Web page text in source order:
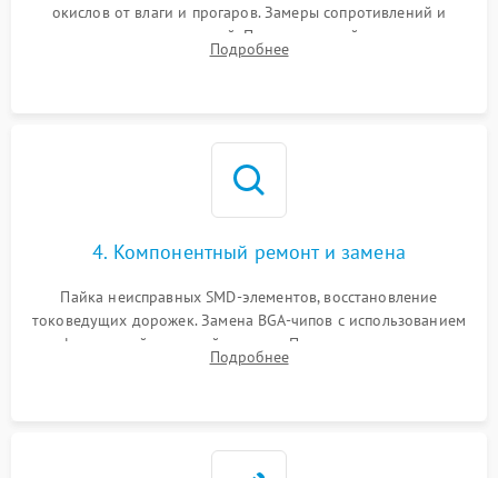
окислов от влаги и прогаров. Замеры сопротивлений и
дежурных напряжений. Проверка цепей питания,
мультиконтроллера, процессора и видеочипа.
Подробнее
4. Компонентный ремонт и замена
Пайка неисправных SMD-элементов, восстановление
токоведущих дорожек. Замена BGA-чипов с использованием
инфракрасной паяльной станции. Прошивка микросхемы
BIOS или замена поврежденных портов USB
Подробнее